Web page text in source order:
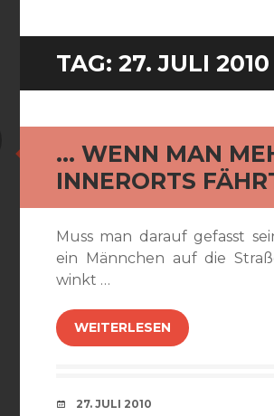
TAG: 27. JULI 2010
… WENN MAN
INNERORTS
Standard
Muss man darauf gefasst
ein Männchen auf die
winkt …
WEITERLESEN
VERABREDUNG
27. JULI 2010